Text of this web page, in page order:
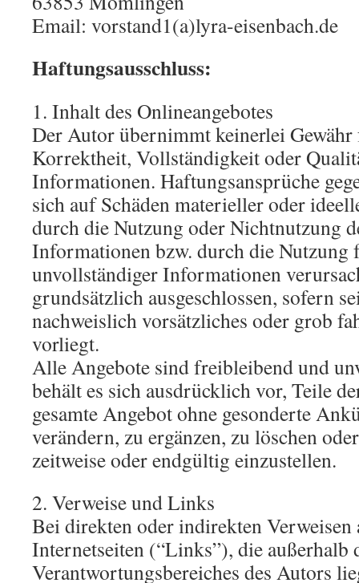
Email: vorstand1(a)lyra-eisenbach.de
Haftungsausschluss:
1. Inhalt des Onlineangebotes
Der Autor übernimmt keinerlei
Korrektheit, Vollständigkeit oder
Informationen. Haftungsansprüche
sich auf Schäden materieller oder
durch die Nutzung oder Nichtnutzung
Informationen bzw. durch die Nutzung
unvollständiger Informationen
grundsätzlich ausgeschlossen, sofern
nachweislich vorsätzliches oder grob
vorliegt.
Alle Angebote sind freibleibend und
behält es sich ausdrücklich vor, Teile
gesamte Angebot ohne gesonderte
verändern, zu ergänzen, zu löschen
zeitweise oder endgültig einzustellen.
2. Verweise und Links
Bei direkten oder indirekten Verweisen
Internetseiten (“Links”), die außerhalb
Verantwortungsbereiches des Autors